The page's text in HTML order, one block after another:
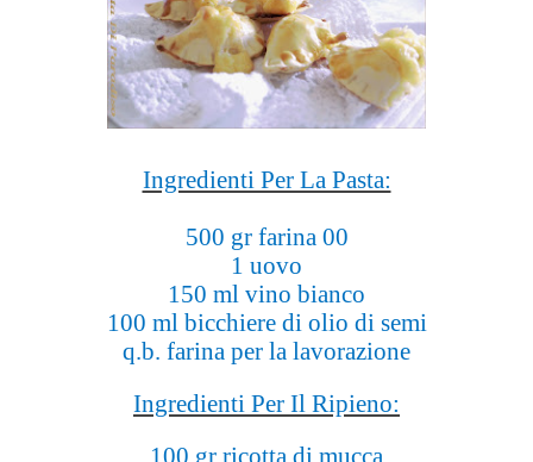
Ingredienti Per La Pasta:
500 gr farina 00
1 uovo
150 ml vino bianco
100 ml bicchiere di olio di semi
q.b. farina per la lavorazione
Ingredienti Per Il Ripieno:
100 gr ricotta di mucca